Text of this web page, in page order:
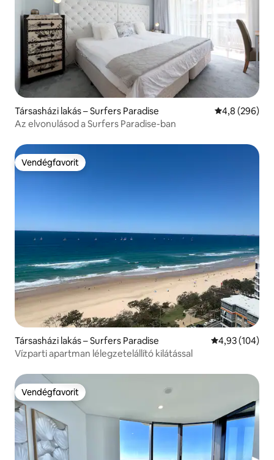
Társasházi lakás – Surfers Paradise Átlagos
4,8 (296)
Az elvonulásod a Surfers Paradise-ban
Vendégfavorit
Vendégfavorit
Társasházi lakás – Surfers Paradise Átlagos
4,93 (104)
Vízparti apartman lélegzetelállító kilátással
Vendégfavorit
Vendégfavorit